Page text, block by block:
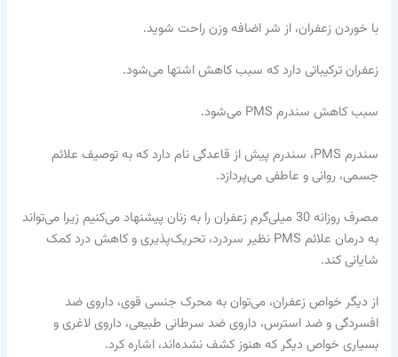
با خوردن زعفران، از شر اضافه وزن راحت شوید.
زعفران ترکیباتی دارد که سبب کاهش اشتها می‌شود.
سبب کاهش سندرم PMS می‌شود.
سندرم PMS، سندرم پیش از قاعدگی نام دارد که به توصیف علائم
جسمی، روانی و عاطفی می‌پردازد.
مصرف روزانه 30 میلی‌گرم زعفران را به زنان پیشنهاد می‌کنیم زیرا می‌تواند
به درمان علائم PMS نظیر سردرد، تحریک‌پذیری و کاهش درد کمک
شایانی کند.
از دیگر خواص زعفران، می‌توان به محرک جنسی قوی، داروی ضد
افسردگی و ضد استرس، داروی ضد سرطانی طبیعی، داروی لاغری و
بسیاری خواص دیگر که هنوز کشف نشده‌اند، اشاره کرد.